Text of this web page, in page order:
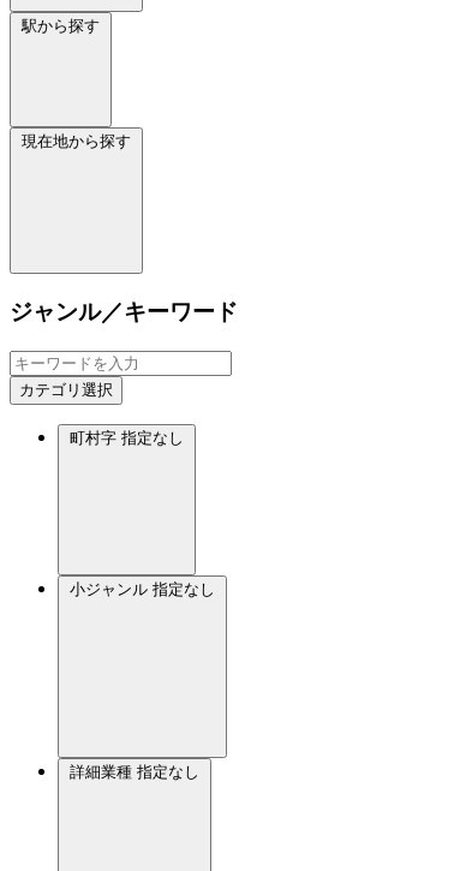
駅から探す
現在地から探す
ジャンル／キーワード
カテゴリ選択
町村字 指定なし
小ジャンル 指定なし
詳細業種 指定なし